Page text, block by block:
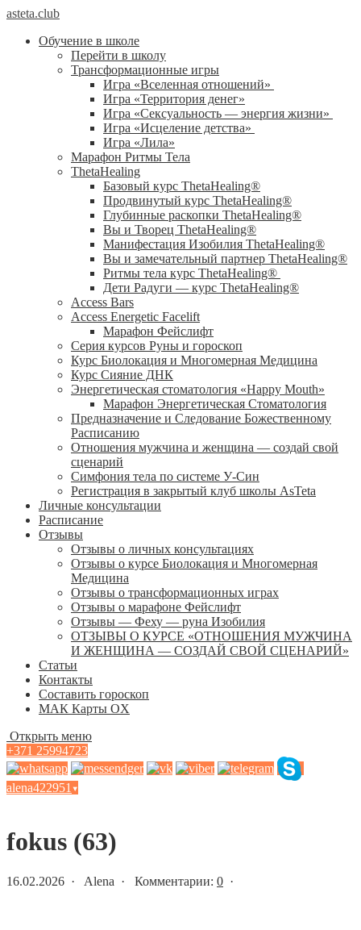
asteta.club
Обучение в школе
Перейти в школу
Трансформационные игры
Игра «Вселенная отношений»
Игра «Территория денег»
Игра «Сексуальность — энергия жизни»
Игра «Исцеление детства»
Игра «Лила»
Марафон Ритмы Тела
ThetaHealing
Базовый курс ThetaHealing®
Продвинутый курс ThetaHealing®
Глубинные раскопки ThetaHealing®
Вы и Творец ThetaHealing®
Манифестация Изобилия ThetaHealing®
Вы и замечательный партнер ThetaHealing®
Ритмы тела курс ThetaHealing®
Дети Радуги — курс ThetaHealing®
Access Bars
Access Energetic Facelift
Марафон Фейслифт
Серия курсов Руны и гороскоп
Курс Биолокация и Многомерная Медицина
Курс Сияние ДНК
Энергетическая стоматология «Happy Mouth»
Марафон Энергетическая Cтоматология
Предназначение и Следование Божественному
Расписанию
Отношения мужчина и женщина — создай свой
сценарий
Симфония тела по системе У-Син
Регистрация в закрытый клуб школы AsTeta
Личные консультации
Расписание
Отзывы
Отзывы о личных консультациях
Отзывы о курсе Биолокация и Многомерная
Медицина
Отзывы о трансформационных играх
Отзывы о марафоне Фейслифт
Отзывы — Феху — руна Изобилия
ОТЗЫВЫ О КУРСЕ «ОТНОШЕНИЯ МУЖЧИНА
И ЖЕНЩИНА — СОЗДАЙ СВОЙ СЦЕНАРИЙ»
Статьи
Контакты
Составить гороскоп
МАК Карты OХ
Открыть меню
+371 25994723
alena422951 ▾
fokus (63)
16.02.2026 · Alena · Комментарии: 0 ·